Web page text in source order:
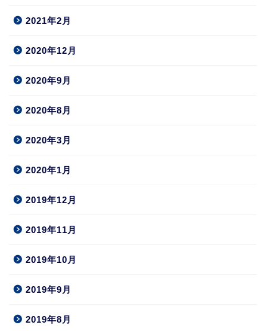
2021年2月
2020年12月
2020年9月
2020年8月
2020年3月
2020年1月
2019年12月
2019年11月
2019年10月
2019年9月
2019年8月